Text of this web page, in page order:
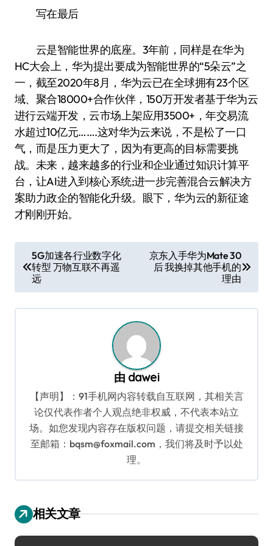
写在最后
云是智能世界的底座。3年前，同样是在华为
HC大会上，华为提出要成为智能世界的“5朵云”之
一，截至2020年8月，华为云已在全球拥有23个区
域、聚合18000+合作伙伴，150万开发者基于华为云
进行云端开发，云市场上架应用3500+，年交易流
水超过10亿元…….这对华为云来说，不是松了一口
气，而是压力更大了，因为有更高的目标需要挑
战。未来，越来越多的行业和企业通过知识计算平
台，让AI进入到核心系统;进一步完善混合云解决方
案助力政企的智能化升级。眼下，华为云的新征途
才刚刚开始。
章
导
航
5G加速各行业数字化
转型 万物互联不再遥
远
京东入手华为Mate 30
后 我换掉其他手机的
理由
由 dawei
【声明】：91手机网内容转载自互联网，其相关言
论仅代表作者个人观点绝非权威，不代表本站立
场。如您发现内容存在版权问题，请提交相关链接
至邮箱：bqsm@foxmail.com，我们将及时予以处
理。
相关文章